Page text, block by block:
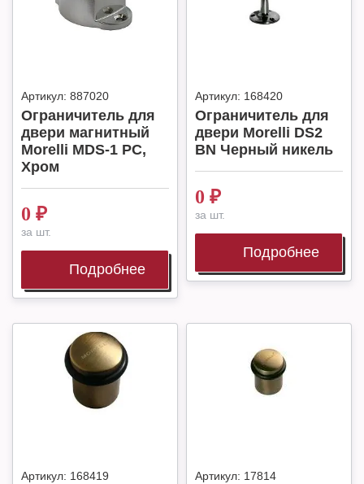
Артикул: 887020
Ограничитель для
двери магнитный
Morelli MDS-1 PC,
Хром
0 ₽
за шт.
Подробнее
Артикул: 168420
Ограничитель для
двери Morelli DS2
BN Черный никель
0 ₽
за шт.
Подробнее
Артикул: 168419 Артикул: 17814